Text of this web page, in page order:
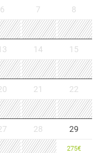
6 7 8
14 15
21 22
28 29
275€